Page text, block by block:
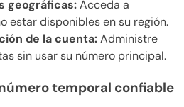
geográficas:Acceda a
estar disponibles en su región.
de la cuenta:Administre
sin usar su número principal.
temporal confiable